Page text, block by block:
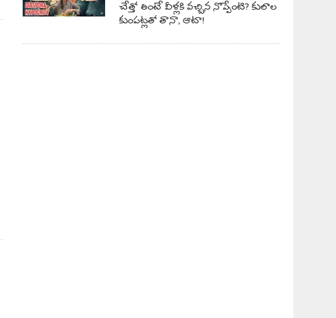
చేత్తో తింటే వీళ్లకి వచ్చిన నొప్పేంటి? కులాల
కుంపట్లతో తానా, ఆటా!